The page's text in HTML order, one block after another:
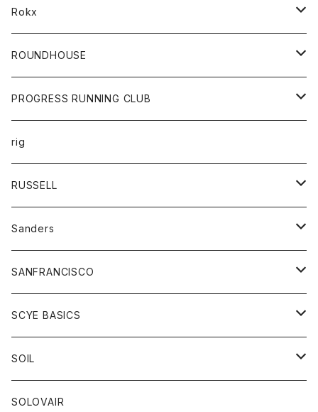
バック
カットソー
カーディガン
ニット
ベスト
ボトムス
ショートパンツ
パンツ
レディース
カットソー
コート
ボトム
ワンピース
バック
ショートパンツ
Rokx
ボトム
ROUNDHOUSE
エプロン
キッズ
オーバーオール
ボトム
ペインターパンツ
PROGRESS RUNNING CLUB
トップス
Tシャツ
グッズ
帽子
rig
RUSSELL
アウター
コート
パーカー
スカート
Tシャツ
トップス
Tシャツ
ボトム
Sanders
グッズ
靴
SANFRANCISCO
アウター
カーディガン
コート
グッズ
ネクタイ
アクセサリー
SCYE BASICS
ボトム
ジーンズ
トップス
SOIL
靴
SOLOVAIR